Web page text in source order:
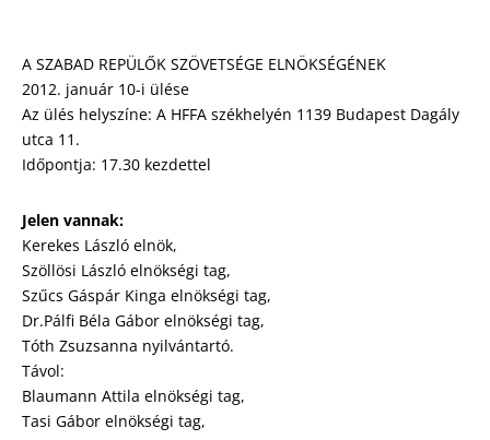
A SZABAD REPÜLŐK SZÖVETSÉGE ELNÖKSÉGÉNEK
2012. január 10-i ülése
Az ülés helyszíne: A HFFA székhelyén 1139 Budapest Dagály
utca 11.
Időpontja: 17.30 kezdettel
Jelen vannak:
Kerekes László elnök,
Szöllösi László elnökségi tag,
Szűcs Gáspár Kinga elnökségi tag,
Dr.Pálfi Béla Gábor elnökségi tag,
Tóth Zsuzsanna nyilvántartó.
Távol:
Blaumann Attila elnökségi tag,
Tasi Gábor elnökségi tag,